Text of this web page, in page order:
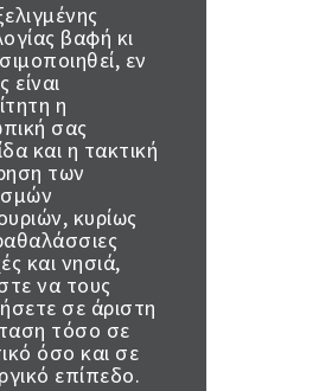
βαφή κι
εν
είναι
η
σας
και η τακτική
των
κυρίως
και νησιά,
να τους
σε άριστη
τόσο σε
όσο και σε
επίπεδο.